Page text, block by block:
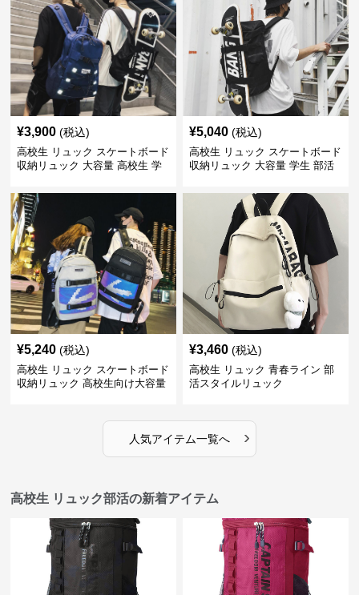
¥3,900 (税込)
高校生 リュック スケートボード
収納リュック 大容量 高校生 学
¥5,040 (税込)
高校生 リュック スケートボード
収納リュック 大容量 学生 部活
¥5,240 (税込)
高校生 リュック スケートボード
収納リュック 高校生向け大容量
¥3,460 (税込)
高校生 リュック 青春ライン 部
活スタイルリュック
人気アイテム一覧へ ›
高校生 リュック部活の新着アイテム